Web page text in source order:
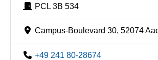
PCL 3B 534
Campus-Boulevard 30, 52074
+49 241 80-28674